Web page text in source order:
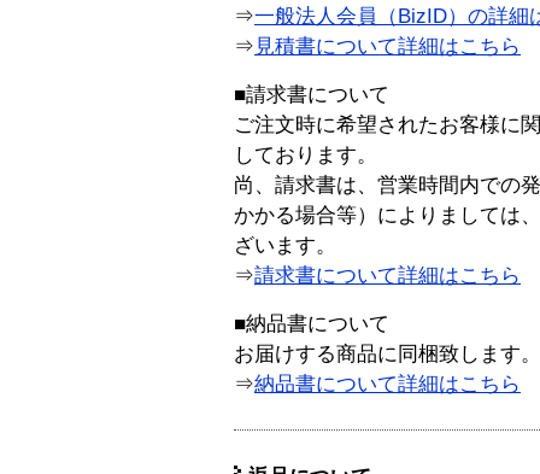
⇒一般法人会員（BizID）の詳細
⇒ 見積書について詳細はこちら
■請求書について
ご注文時に希望されたお客様に
しております。
尚、請求書は、営業時間内での
かかる場合等）によりましては
ざいます。
⇒請求書について詳細はこちら
■納品書について
お届けする商品に同梱致します。
⇒納品書について詳細はこちら